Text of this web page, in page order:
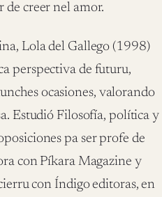
de creer nel amor.
Lola del Gallego (1998)
perspectiva de futuru,
ocasiones, valorando
Estudió Filosofía, política y
pa ser profe de
con Píkara Magazine y
con Índigo editoras, en